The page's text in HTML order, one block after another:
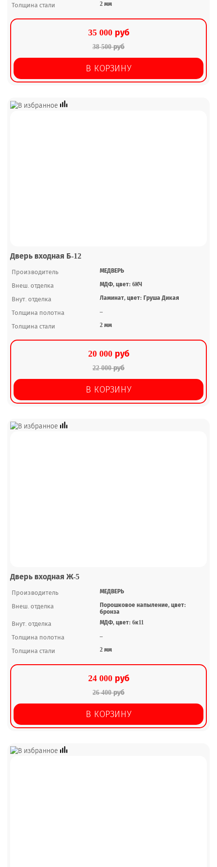
Толщина стали 2 мм
35 000 руб
38 500 руб
В КОРЗИНУ
Дверь входная Б-12
Производитель МЕДВЕРЬ
Внеш. отделка МДФ, цвет: 6КЧ
Внут. отделка Ламинат, цвет: Груша Дикая
Толщина полотна –
Толщина стали 2 мм
20 000 руб
22 000 руб
В КОРЗИНУ
Дверь входная Ж-5
Производитель МЕДВЕРЬ
Внеш. отделка
Порошковое напыление, цвет:
бронза
Внут. отделка МДФ, цвет: 6к11
Толщина полотна –
Толщина стали 2 мм
24 000 руб
26 400 руб
В КОРЗИНУ